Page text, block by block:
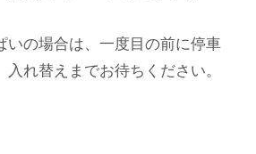
いの場合は、一度目の前に停車
入れ替えまでお待ちください。